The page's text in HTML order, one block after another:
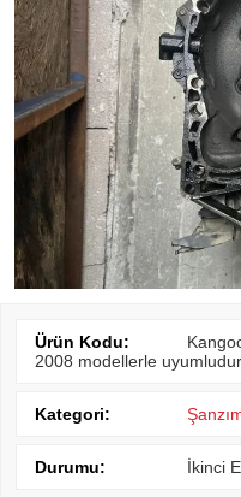
Ürün Kodu:
2008 modellerle uyumludur
Kategori:
Durumu: İkinci